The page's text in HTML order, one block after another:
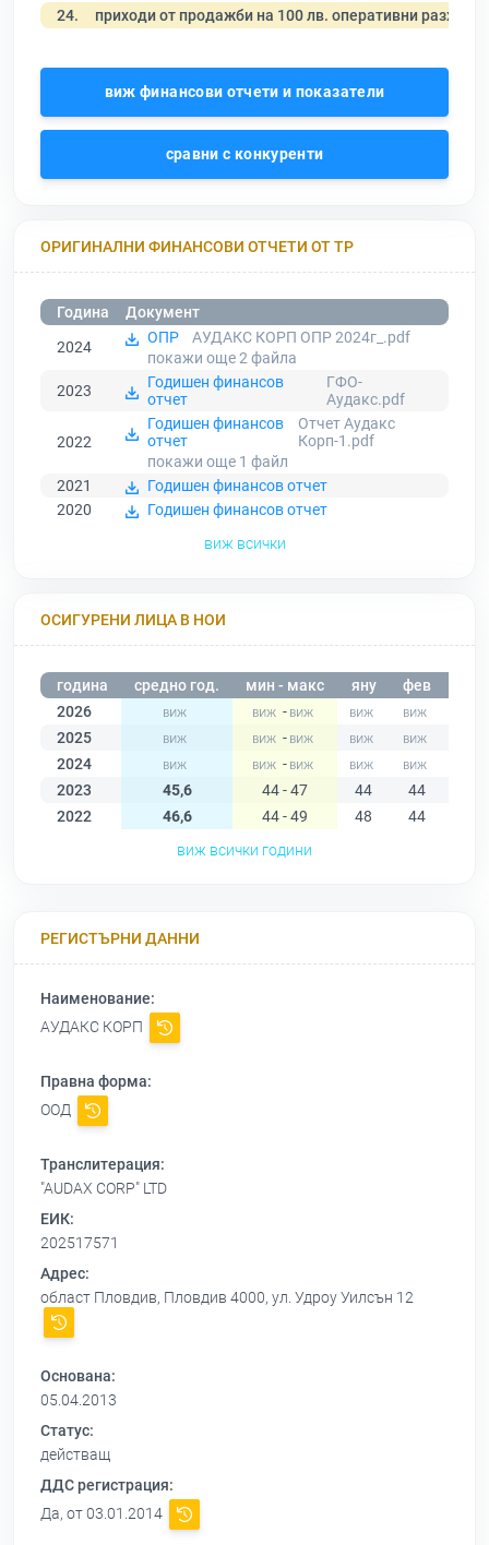
24. приходи от продажби на 100 лв. оперативни разходи
виж финансови отчети и показатели
сравни с конкуренти
ОРИГИНАЛНИ ФИНАНСОВИ ОТЧЕТИ ОТ ТР
Година
Документ
2024
ОПР
АУДАКС КОРП ОПР 2024г_.pdf
покажи още 2файла
2023
Годишен финансов
отчет
ГФО-
Аудакс.pdf
2022
Годишен финансов
отчет
Отчет Аудакс
Корп-1.pdf
покажи още 1 файл
2021
Годишен финансов отчет
2020
Годишен финансов отчет
виж всички
ОСИГУРЕНИ ЛИЦА В НОИ
година средно год. мин - макс яну фев
2026
-
2025
-
2024
-
2023
45,6 44 - 47 44 44
2022
46,6 44 - 49 48 44
виж всички години
РЕГИСТЪРНИ ДАННИ
Наименование:
АУДАКС КОРП
Правна форма:
ООД
Транслитерация:
"AUDAX CORP" LTD
ЕИК:
202517571
Адрес:
област Пловдив, Пловдив 4000, ул. Удроу Уилсън 12
Основана:
05.04.2013
Статус:
действащ
ДДС регистрация:
Да, от 03.01.2014